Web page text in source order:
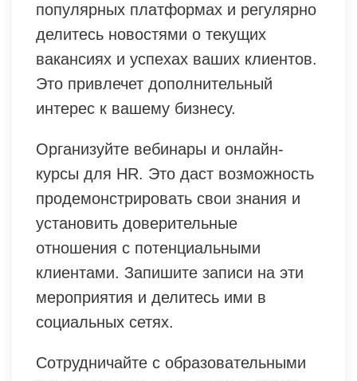
популярных платформах и регулярно
делитесь новостями о текущих
вакансиях и успехах ваших клиентов.
Это привлечет дополнительный
интерес к вашему бизнесу.
Организуйте вебинары и онлайн-
курсы для HR. Это даст возможность
продемонстрировать свои знания и
установить доверительные
отношения с потенциальными
клиентами. Запишите записи на эти
мероприятия и делитесь ими в
социальных сетях.
Сотрудничайте с образовательными